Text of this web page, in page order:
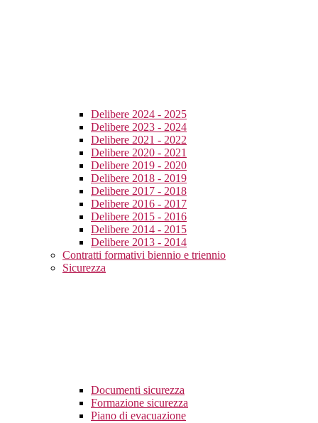
Delibere 2024 - 2025
Delibere 2023 - 2024
Delibere 2021 - 2022
Delibere 2020 - 2021
Delibere 2019 - 2020
Delibere 2018 - 2019
Delibere 2017 - 2018
Delibere 2016 - 2017
Delibere 2015 - 2016
Delibere 2014 - 2015
Delibere 2013 - 2014
Contratti formativi biennio e triennio
Sicurezza
Documenti sicurezza
Formazione sicurezza
Piano di evacuazione